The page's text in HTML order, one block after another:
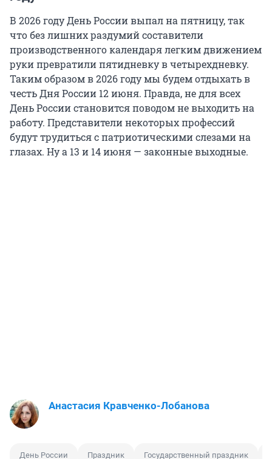
В 2026 году День России выпал на пятницу, так
что без лишних раздумий составители
производственного календаря легким движением
руки превратили пятидневку в четырехдневку.
Таким образом в 2026 году мы будем отдыхать в
честь Дня России 12 июня. Правда, не для всех
День России становится поводом не выходить на
работу. Представители некоторых профессий
будут трудиться с патриотическими слезами на
глазах. Ну а 13 и 14 июня — законные выходные.
Анастасия Кравченко-Лобанова
День России Праздник Государственный праздник